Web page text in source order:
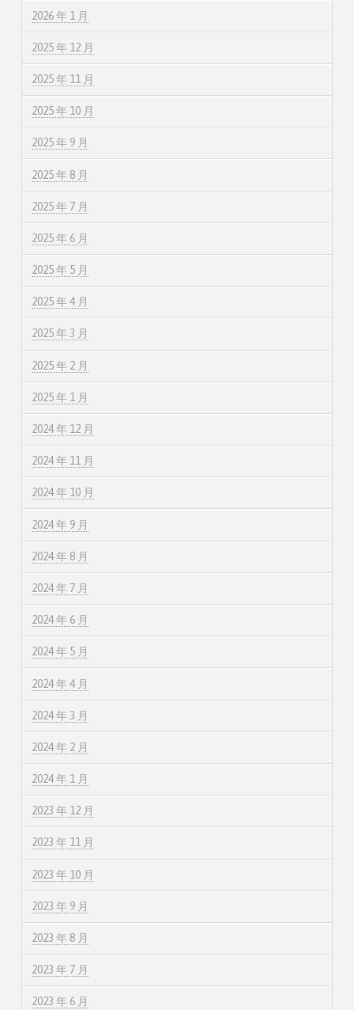
2026 年 1 月
2025 年 12 月
2025 年 11 月
2025 年 10 月
2025 年 9 月
2025 年 8 月
2025 年 7 月
2025 年 6 月
2025 年 5 月
2025 年 4 月
2025 年 3 月
2025 年 2 月
2025 年 1 月
2024 年 12 月
2024 年 11 月
2024 年 10 月
2024 年 9 月
2024 年 8 月
2024 年 7 月
2024 年 6 月
2024 年 5 月
2024 年 4 月
2024 年 3 月
2024 年 2 月
2024 年 1 月
2023 年 12 月
2023 年 11 月
2023 年 10 月
2023 年 9 月
2023 年 8 月
2023 年 7 月
2023 年 6 月